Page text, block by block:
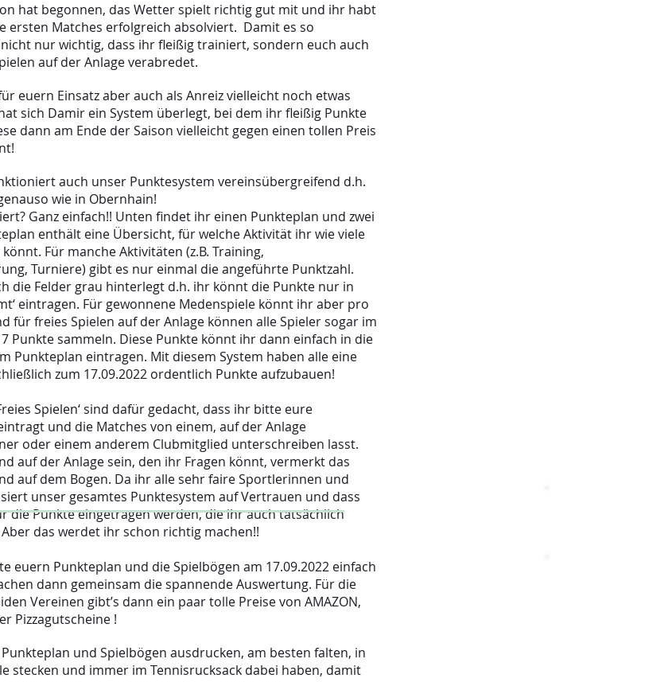
hat begonnen, das Wetter spielt richtig gut mit und ihr habt
ersten Matches erfolgreich absolviert. Damit es so
nur wichtig, dass ihr fleißig trainiert, sondern euch auch
auf der Anlage verabredet.
euern Einsatz aber auch als Anreiz vielleicht noch etwas
sich Damir ein System überlegt, bei dem ihr fleißig Punkte
dann am Ende der Saison vielleicht gegen einen tollen Preis
auch unser Punktesystem vereinsübergreifend d.h.
wie in Obernhain!
Ganz einfach!! Unten findet ihr einen Punkteplan und zwei
enthält eine Übersicht, für welche Aktivität ihr wie viele
Für manche Aktivitäten (z.B. Training,
Turniere) gibt es nur einmal die angeführte Punktzahl.
die Felder grau hinterlegt d.h. ihr könnt die Punkte nur in
eintragen. Für gewonnene Medenspiele könnt ihr aber pro
für freies Spielen auf der Anlage können alle Spieler sogar im
Punkte sammeln. Diese Punkte könnt ihr dann einfach in die
Punkteplan eintragen. Mit diesem System haben alle eine
zum 17.09.2022 ordentlich Punkte aufzubauen!
Spielen‘ sind dafür gedacht, dass ihr bitte eure
und die Matches von einem, auf der Anlage
oder einem anderem Clubmitglied unterschreiben lasst.
auf der Anlage sein, den ihr Fragen könnt, vermerkt das
auf dem Bogen. Da ihr alle sehr faire Sportlerinnen und
unser gesamtes Punktesystem auf Vertrauen und dass
die Punkte eingetragen werden, die ihr auch tatsächlich
das werdet ihr schon richtig machen!!
euern Punkteplan und die Spielbögen am 17.09.2022 einfach
dann gemeinsam die spannende Auswertung. Für die
Vereinen gibt’s dann ein paar tolle Preise von AMAZON,
Pizzagutscheine !
und Spielbögen ausdrucken, am besten falten, in
stecken und immer im Tennisrucksack dabei haben, damit